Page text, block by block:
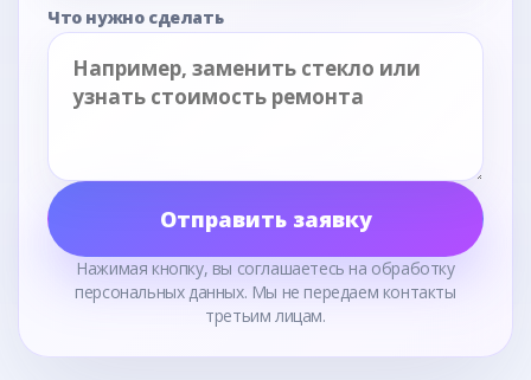
Что нужно сделать
Отправить заявку
Нажимая кнопку, вы соглашаетесь на обработку
персональных данных. Мы не передаем контакты
третьим лицам.